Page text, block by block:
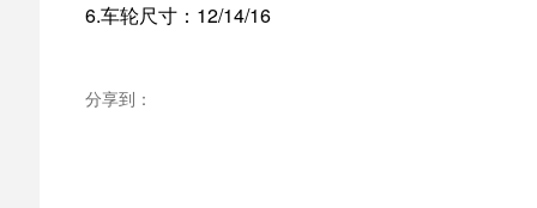
6.车轮尺寸：12/14/16
分享到：